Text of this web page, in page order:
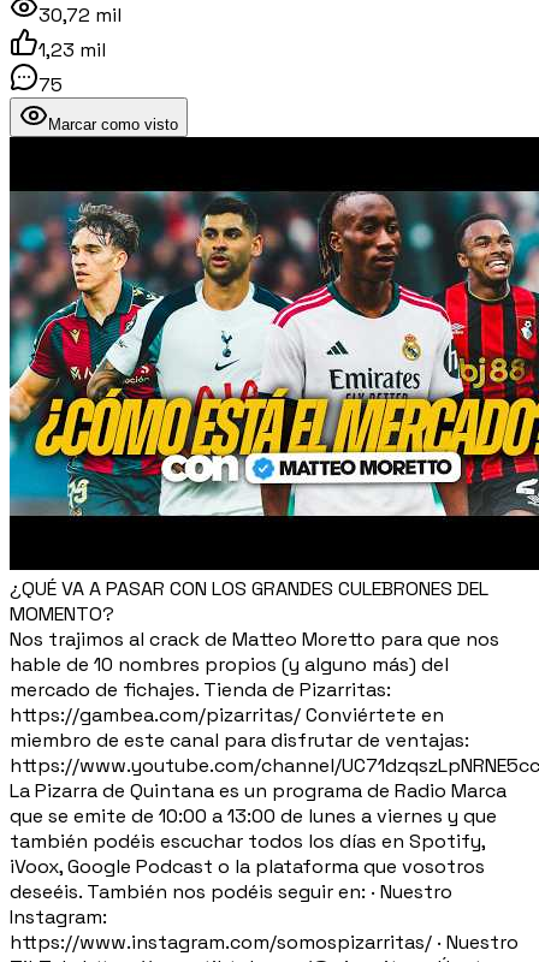
30,72 mil
1,23 mil
75
Marcar como visto
¿QUÉ VA A PASAR CON LOS GRANDES CULEBRONES DEL
MOMENTO?
Nos trajimos al crack de Matteo Moretto para que nos
hable de 10 nombres propios (y alguno más) del
mercado de fichajes. Tienda de Pizarritas:
https://gambea.com/pizarritas/ Conviértete en
miembro de este canal para disfrutar de ventajas:
https://www.youtube.com/channel/
La Pizarra de Quintana es un programa de Radio Marca
que se emite de 10:00 a 13:00 de lunes a viernes y que
también podéis escuchar todos los días en Spotify,
iVoox, Google Podcast o la plataforma que vosotros
deseéis. También nos podéis seguir en: · Nuestro
Instagram:
https://www.instagram.com/somospizarritas/ · Nuestro